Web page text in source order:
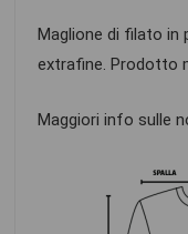
Maglione di filato in
extrafine. Prodotto
Maggiori info sulle